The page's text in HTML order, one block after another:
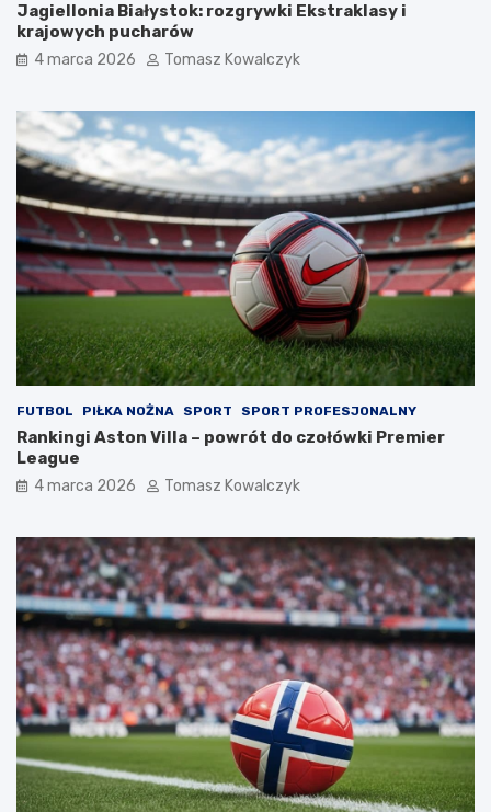
Jagiellonia Białystok: rozgrywki Ekstraklasy i
krajowych pucharów
4 marca 2026 Tomasz Kowalczyk
FUTBOL PIŁKA NOŻNA SPORT SPORT PROFESJONALNY
Rankingi Aston Villa – powrót do czołówki Premier
League
4 marca 2026 Tomasz Kowalczyk